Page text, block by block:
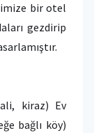
bir otel
gezdirip
kiraz) Ev
bağlı köy)